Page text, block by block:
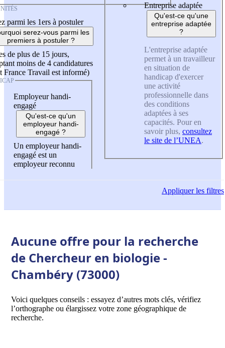
parmi les 1ers à postuler
serez-vous parmi les
premiers à postuler ?
de plus de 15 jours,
moins de 4 candidatures
France Travail est informé)
Employeur handi-
engagé
Qu'est-ce qu'un
employeur handi-
engagé ?
Un employeur handi-
engagé est un
employeur reconnu
Entreprise adaptée
Qu'est-ce qu'une
entreprise adaptée
?
L'entreprise adaptée
permet à un travailleur
en situation de
handicap d'exercer
une activité
professionnelle dans
des conditions
adaptées à ses
capacités. Pour en
savoir plus, consultez
le site de l’UNEA.
Appliquerles filtres
Aucune offre pour la recherche
de Chercheur en biologie -
Chambéry (73000)
Voici quelques conseils : essayez d’autres mots clés, vérifiez
l’orthographe ou élargissez votre zone géographique de
recherche.